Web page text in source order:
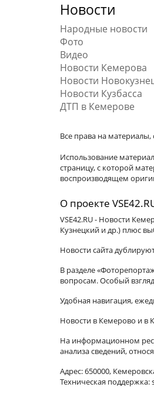
Новости
Народные новости
Фото
Видео
Новости Кемерова
Новости
Новости Кузбасса
ДТП в Кемерове
Все права на материалы,
Использование
страницу, с которой
воспроизводящем
О проекте
VSE42.RU - Новости
Кузнецкий и др.) плюс
Новости сайта
В разделе
вопросам. Особый
Удобная навигация,
Новости в Кемерово и в
На информационном
анализа сведений,
Адрес: 650000,
Техническая поддержка: